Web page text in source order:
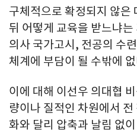
구체적으로 확정되지 않은
뒤 어떻게 교육을 받느냐
의사 국가고시, 전공의 수
체계에 부담이 될 수밖에
이에 대해 이선우 의대협
량이나 질적인 차원에서
화와 달리 압축과 날림 없